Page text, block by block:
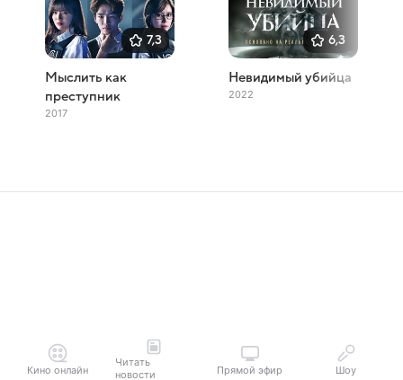
7,3
Мыслить как
преступник
2017
6,3
Невидимый убийца
2022
Кино онлайн
Читать
новости
Прямой эфир Шоу